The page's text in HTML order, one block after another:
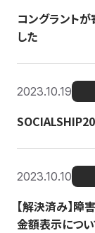
コングラント
した
2023.10.19
2023.10.10
【解決済み】
金額表示につ